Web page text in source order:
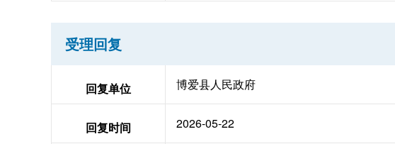
受理回复
回复单位 博爱县人民政府
回复时间 2026-05-22